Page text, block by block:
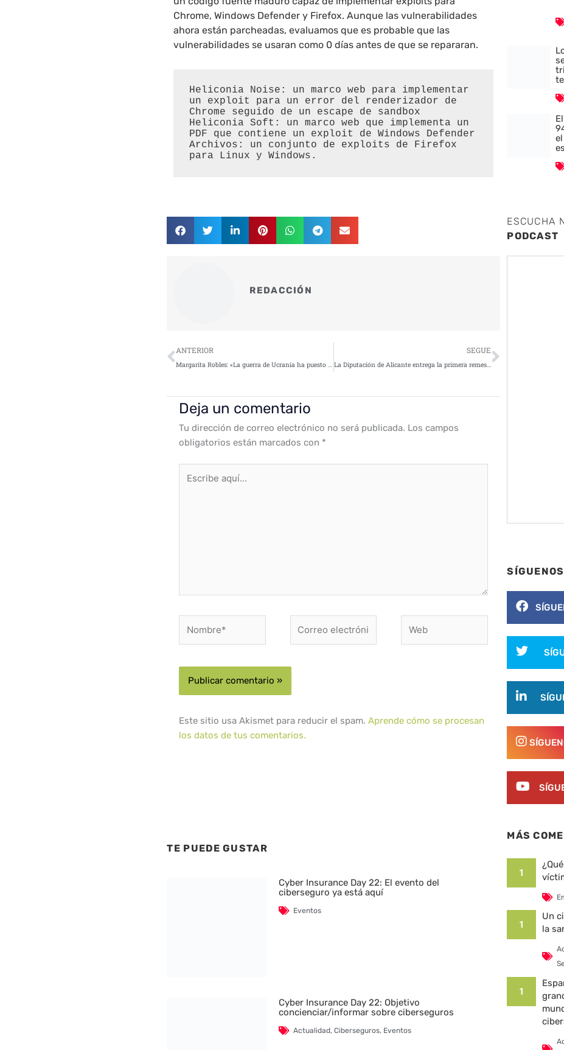
Chrome, Windows Defender y Firefox. Aunque las vulnerabilidades
ahora están parcheadas, evaluamos que es probable que las
vulnerabilidades se usaran como 0 días antes de que se repararan.
Heliconia Noise: un marco web para implementar
un exploit para un error del renderizador de
Chrome seguido de un escape de sandbox
Heliconia Soft: un marco web que implementa un
PDF que contiene un exploit de Windows Defender
Archivos: un conjunto de exploits de Firefox
para Linux y Windows.
REDACCIÓN
Ant
ANTERIOR
Margarita Robles: «La guerra de Ucrania ha puesto de relieve que el dominio del ciberespacio es esencial»
SEGUE
La Diputación de Alicante entrega la primera remesa de equipos para mejorar la ciberseguridad de los ayuntamientos
Siguiente
Deja un comentario
Tu dirección de correo electrónico no será publicada. Los campos
obligatorios están marcados con *
aquí...
electrónico*
Este sitio usa Akismet para reducir el spam.Aprende cómo se procesan
los datos de tus comentarios.
TE PUEDE GUSTAR
Cyber Insurance Day 22: El evento del
ciberseguro ya está aquí
Eventos
Cyber Insurance Day 22: Objetivo
concienciar/informar sobre ciberseguros
Actualidad, Ciberseguros, Eventos
ESCUCHA
PODCAST
SÍGUENOS
MÁS
1
1
Un
la
1